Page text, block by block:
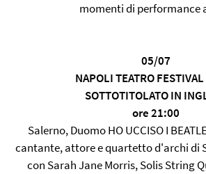
momenti di performance
05/07
NAPOLI TEATRO
SOTTOTITOLATO IN
ore 21:00
Salerno, Duomo HO UCCISO I
cantante, attore e quartetto d'archi di
con Sarah Jane Morris, Solis String